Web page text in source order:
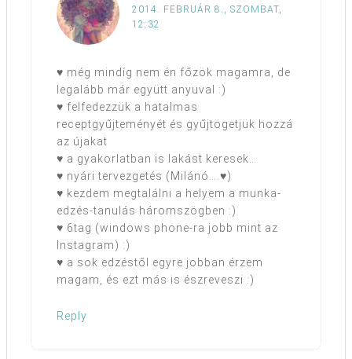
2014. FEBRUÁR 8., SZOMBAT,
12:32
♥ még mindíg nem én főzök magamra, de
legalább már együtt anyuval :)
♥ felfedezzük a hatalmas
receptgyűjteményét és gyűjtögetjük hozzá
az újakat
♥ a gyakorlatban is lakást keresek…
♥ nyári tervezgetés (Milánó….♥)
♥ kezdem megtalálni a helyem a munka-
edzés-tanulás háromszögben :)
♥ 6tag (windows phone-ra jobb mint az
Instagram) :)
♥ a sok edzéstől egyre jobban érzem
magam, és ezt más is észreveszi :)
Reply